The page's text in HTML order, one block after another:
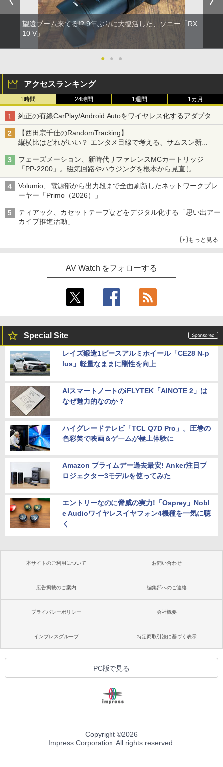
望遠ブーム来てる!? 9年ぶりに大復活した、ソニー「RX
10 V」
● ● ●
アクセスランキング
1時間 24時間 1週間 1カ月
純正の有線CarPlay/Android Autoをワイヤレス化するアダプタ
【西田宗千佳のRandomTracking】
縦横比はどれがいい？ エンタメ目線で考える、サムスン新
「Galaxy Z Fold」
フェーズメーション、新時代リファレンスMCカートリッジ
「PP-2200」。磁気回路やハウジングを根本から見直し
Volumio、電源部から出力段まで全面刷新したネットワークプレ
ーヤー「Primo（2026）」
ティアック、カセットテープなどをデジタル化する「思い出アー
カイブ推進活動」
もっと見る
AV Watch をフォローする
Special Site
レイズ鍛造1ピースアルミホイール「CE28 N-p
lus」軽量なままに剛性を向上
AIスマートノートのiFLYTEK「AINOTE 2」は
なぜ魅力的なのか？
ハイグレードテレビ「TCL Q7D Pro」。圧巻の
色彩美で映画＆ゲームが極上体験に
Amazon プライムデー過去最安! Anker注目プ
ロジェクター3モデルを使ってみた
エントリーなのに脅威の実力!「Osprey」Nobl
e Audioワイヤレスイヤフォン4機種を一気に聴
く
本サイトのご利用について お問い合わせ
広告掲載のご案内 編集部へのご連絡
プライバシーポリシー 会社概要
インプレスグループ 特定商取引法に基づく表示
PC版で見る
Copyright ©2026
Impress Corporation. All rights reserved.